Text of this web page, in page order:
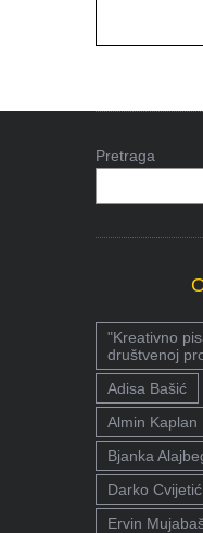
Pretraga
"Kreativno
društvenoj
Adisa Bašić
Almin Kaplan
Bjanka
Darko Cvijetić
Ervin